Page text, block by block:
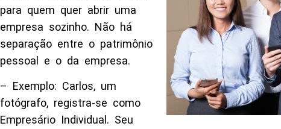
para quem quer abrir uma
empresa sozinho. Não há
separação entre o patrimônio
pessoal e o da empresa.
– Exemplo: Carlos, um
fotógrafo, registra-se como
Empresário Individual. Seu